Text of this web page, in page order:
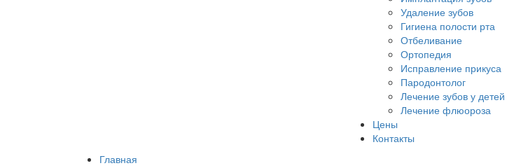
Удаление зубов
Гигиена полости рта
Отбеливание
Ортопедия
Исправление прикуса
Пародонтолог
Лечение зубов у детей
Лечение флюороза
Цены
Контакты
Главная